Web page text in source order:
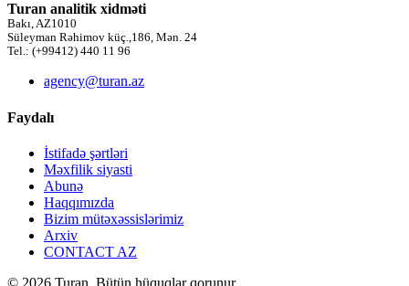
Turan analitik xidməti
Bakı, AZ1010
Süleyman Rəhimov küç.,186, Mən. 24
Tel.: (+99412) 440 11 96
agency@turan.az
Faydalı
İstifadə şərtləri
Məxfilik siyasti
Abunə
Haqqımızda
Bizim mütəxəssislərimiz
Arxiv
CONTACT AZ
© 2026 Turan. Bütün hüquqlar qorunur.